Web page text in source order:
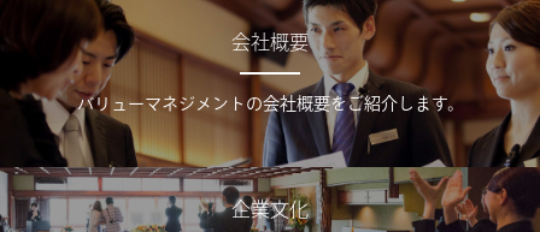
会社概要
バリューマネジメントの会社概要をご紹介します。
企業文化